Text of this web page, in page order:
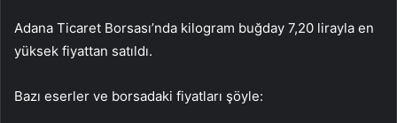
Adana Ticaret Borsası’nda kilogram buğday 7,20 lirayla en
yüksek fiyattan satıldı.
Bazı eserler ve borsadaki fiyatları şöyle: